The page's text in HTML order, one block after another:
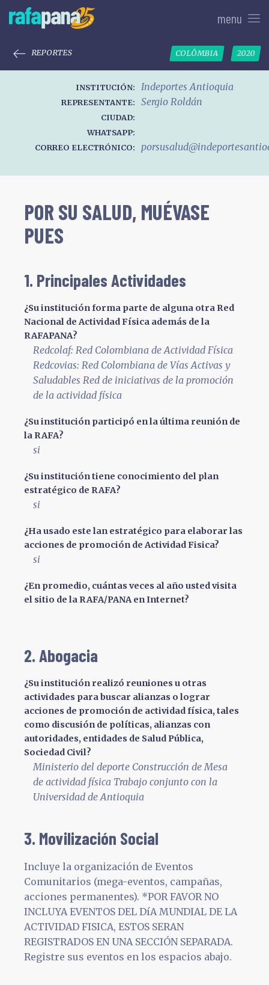
menu
REPORTES COLÔMBIA 2020
INSTITUCIÓN: Indeportes Antioquia
REPRESENTANTE: Sergio Roldán
CIUDAD:
WHATSAPP:
CORREO ELECTRÓNICO:
POR SU SALUD, MUÉVASE
PUES
1. Principales Actividades
¿Su institución forma parte de alguna otra Red
Nacional de Actividad Física además de la
RAFAPANA?
Redcolaf: Red Colombiana de Actividad Física
Redcovias: Red Colombiana de Vías Activas y
Saludables Red de iniciativas de la promoción
de la actividad física
¿Su institución participó en la última reunión de
la RAFA?
si
¿Su institución tiene conocimiento del plan
estratégico de RAFA?
si
¿Ha usado este lan estratégico para elaborar las
acciones de promoción de Actividad Fisica?
si
¿En promedio, cuántas veces al año usted visita
el sitio de la RAFA/PANA en Internet?
2. Abogacia
¿Su institución realizó reuniones u otras
actividades para buscar alianzas o lograr
acciones de promoción de actividad física, tales
como discusión de políticas, alianzas con
autoridades, entidades de Salud Pública,
Sociedad Civil?
Ministerio del deporte Construcción de Mesa
de actividad física Trabajo conjunto con la
Universidad de Antioquia
3. Movilización Social
Incluye la organización de Eventos
Comunitarios (mega-eventos, campañas,
acciones permanentes). *POR FAVOR NO
INCLUYA EVENTOS DEL DíA MUNDIAL DE LA
ACTIVIDAD FISICA, ESTOS SERAN
REGISTRADOS EN UNA SECCIÓN SEPARADA.
Registre sus eventos en los espacios abajo.